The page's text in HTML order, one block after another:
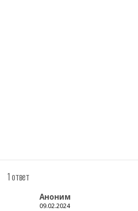
1 ответ
Аноним
09.02.2024